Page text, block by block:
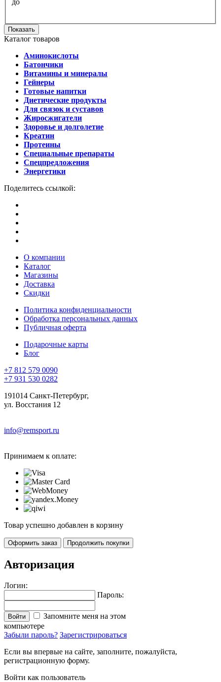
Показать
Каталог товаров
Аминокислоты
Батончики
Витамины и минералы
Гейнеры
Готовые напитки
Диетические продукты
Для связок и суставов
Жиросжигатели
Здоровье и долголетие
Креатин
Протеины
Специальные препараты
Спецпредложения
Энергетики
Поделитесь ссылкой:
О компании
Каталог
Магазины
Доставка
Скидки
Политика конфиденциальности
Обработка персональных данных
Публичная оферта
Подарочные карты
Блог
+7 812 579 0090
+7 931 530 0282
191014 Санкт-Петербург,
ул. Восстания 12
info@remsport.ru
Принимаем к оплате:
Товар успешно добавлен в корзину
Оформить заказ Продолжить покупки
Авторизация
Логин:
Пароль:
Войти
Запомните меня на этом
компьютере
Забыли пароль? Зарегистрироваться
Если вы впервые на сайте, заполните, пожалуйста,
регистрационную форму.
Войти как пользователь